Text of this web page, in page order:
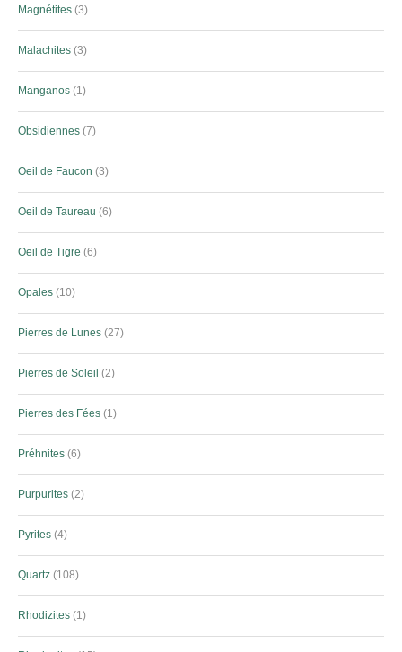
Magnétites 3
Malachites 3
Manganos 1
Obsidiennes 7
Oeil de Faucon 3
Oeil de Taureau 6
Oeil de Tigre 6
Opales 10
Pierres de Lunes 27
Pierres de Soleil 2
Pierres des Fées 1
Préhnites 6
Purpurites 2
Pyrites 4
Quartz 108
Rhodizites 1